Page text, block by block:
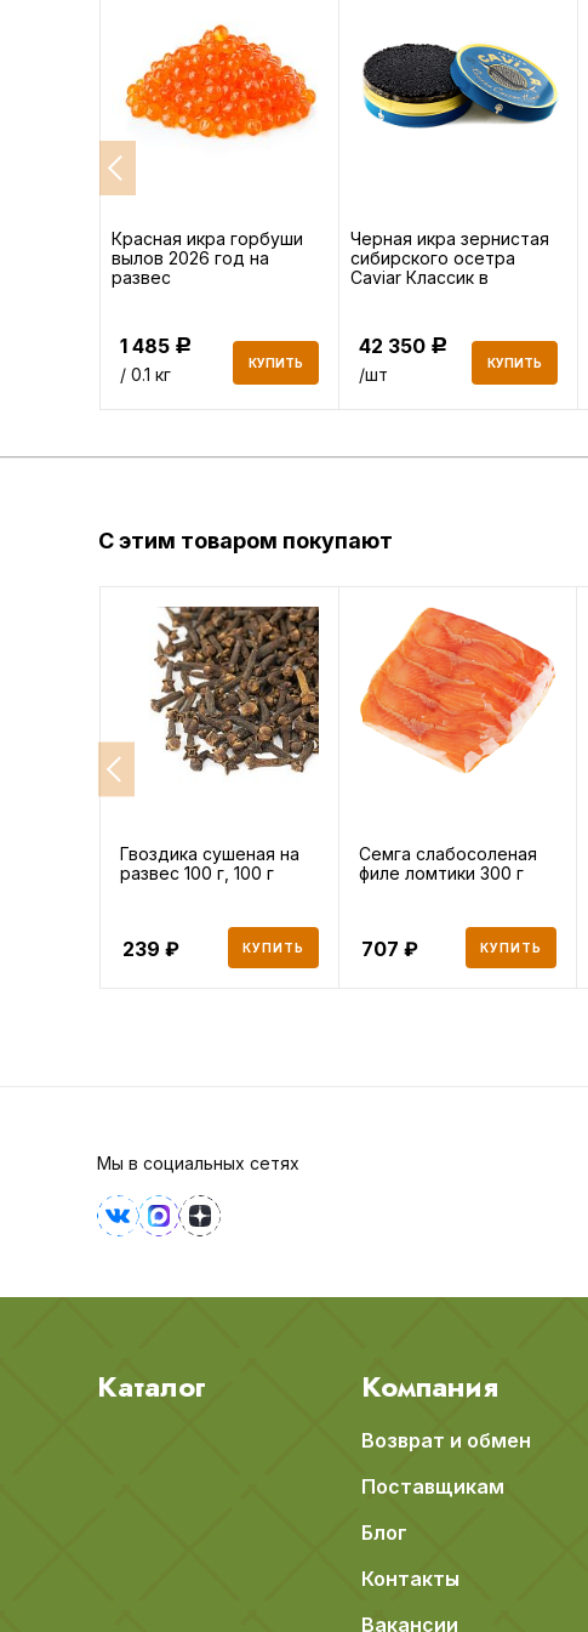
Красная икра горбуши
вылов 2026 год на
развес
1 485 Р
/ 0.1 кг
КУПИТЬ
Черная икра зернистая
сибирского осетра
Caviar Классик в
42 350 Р
/шт
КУПИТЬ
С этим товаром покупают
Гвоздика сушеная на
развес 100 г, 100 г
239 КУПИТЬ
Семга слабосоленая
филе ломтики 300 г
707 КУПИТЬ
Мы в социальных сетях
Каталог Компания
Возврат и обмен
Поставщикам
Блог
Контакты
Вакансии